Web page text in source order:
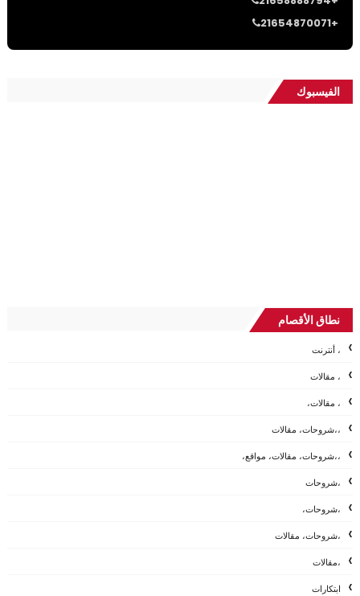
21654870071+
الفيسبوك
نطاق الأقصام
، أنترنت
، مقالات
، مقالات،
،،شروحات، مقالات
،،شروحات، مقالات، مواقع،
،شروحات
،شروحات،
،شروحات، مقالات
،مقالات
ابتكارات